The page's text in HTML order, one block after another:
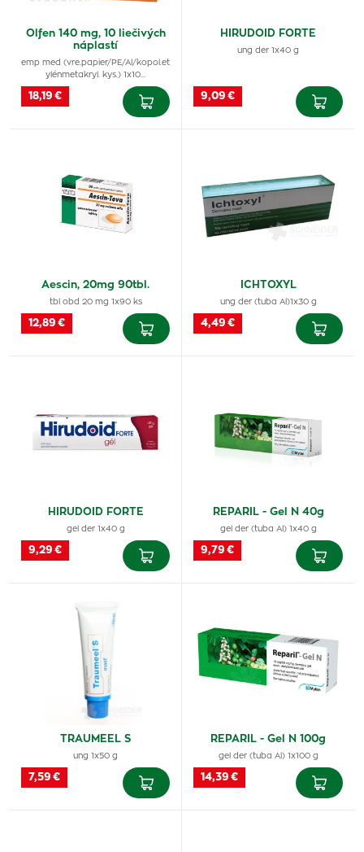
Olfen 140 mg, 10 liečivých
náplastí
emp med (vre.papier/PE/Al/kopol.et
ylénmetakryl. kys.) 1x10…
18,19 €
HIRUDOID FORTE
ung der 1x40 g
9,09 €
Aescin, 20mg 90tbl.
tbl obd 20 mg 1x90 ks
12,89 €
ICHTOXYL
ung der (tuba Al)1x30 g
4,49 €
HIRUDOID FORTE
gel der 1x40 g
9,29 €
REPARIL - Gel N 40g
gel der (tuba Al) 1x40 g
9,79 €
TRAUMEEL S
ung 1x50 g
7,59 €
REPARIL - Gel N 100g
gel der (tuba Al) 1x100 g
14,39 €